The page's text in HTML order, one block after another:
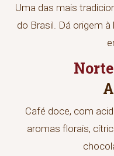
Uma das mais
do Brasil. Dá origem
Café doce, com
aromas florais,